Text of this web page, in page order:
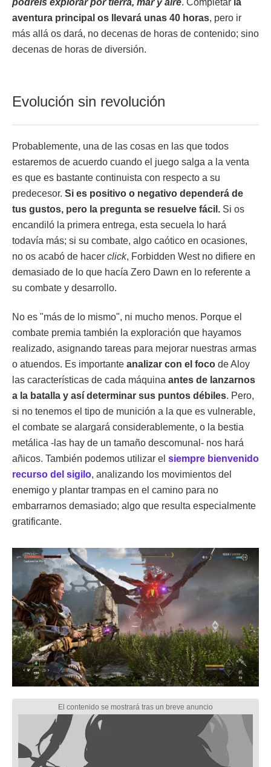
podréis explorar por tierra, mar y aire. Completar la
aventura principal os llevará unas 40 horas, pero ir
más allá os dará, no decenas de horas de contenido; sino
decenas de horas de diversión.
Evolución sin revolución
Probablemente, una de las cosas en las que todos
estaremos de acuerdo cuando el juego salga a la venta
es que es bastante continuista con respecto a su
predecesor. Si es positivo o negativo dependerá de
tus gustos, pero la pregunta se resuelve fácil. Si os
encandiló la primera entrega, esta secuela lo hará
todavía más; si su combate, algo caótico en ocasiones,
no os acabó de hacer click, Forbidden West no difiere en
demasiado de lo que hacía Zero Dawn en lo referente a
su combate y desarrollo.
No es "más de lo mismo", ni mucho menos. Porque el
combate premia también la exploración que hayamos
realizado, asignando tareas para mejorar nuestras armas
o atuendos. Es importante analizar con el foco de Aloy
las características de cada máquina antes de lanzarnos
a la batalla y así determinar sus puntos débiles. Pero,
si no tenemos el tipo de munición a la que es vulnerable,
el combate se alargará considerablemente, o la bestia
metálica -las hay de un tamaño descomunal- nos hará
añicos. También podemos utilizar el siempre bienvenido
recurso del sigilo, analizando los movimientos del
enemigo y plantar trampas en el camino para no
embarrarnos demasiado; algo que resulta especialmente
gratificante.